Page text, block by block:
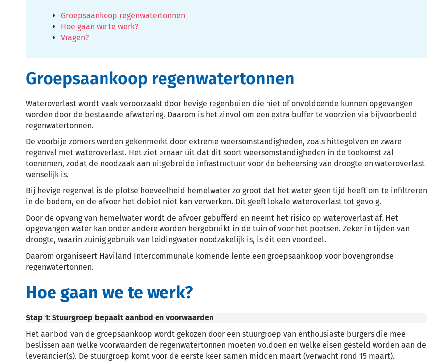
Groepsaankoop regenwatertonnen
Hoe gaan we te werk?
Vragen?
Groepsaankoop regenwatertonnen
Wateroverlast wordt vaak veroorzaakt door hevige regenbuien die niet of onvoldoende kunnen opgevangen
worden door de bestaande afwatering. Daarom is het zinvol om een extra buffer te voorzien via bijvoorbeeld
regenwatertonnen.
De voorbije zomers werden gekenmerkt door extreme weersomstandigheden, zoals hittegolven en zware
regenval met wateroverlast. Het ziet ernaar uit dat dit soort weersomstandigheden in de toekomst zal
toenemen, zodat de noodzaak aan uitgebreide infrastructuur voor de beheersing van droogte en wateroverlast
wenselijk is.
Bij hevige regenval is de plotse hoeveelheid hemelwater zo groot dat het water geen tijd heeft om te infiltreren
in de bodem, en de afvoer het debiet niet kan verwerken. Dit geeft lokale wateroverlast tot gevolg.
Door de opvang van hemelwater wordt de afvoer gebufferd en neemt het risico op wateroverlast af. Het
opgevangen water kan onder andere worden hergebruikt in de tuin of voor het poetsen. Zeker in tijden van
droogte, waarin zuinig gebruik van leidingwater noodzakelijk is, is dit een voordeel.
Daarom organiseert Haviland Intercommunale komende lente een groepsaankoop voor bovengrondse
regenwatertonnen.
Hoe gaan we te werk?
Stap 1: Stuurgroep bepaalt aanbod en voorwaarden
Het aanbod van de groepsaankoop wordt gekozen door een stuurgroep van enthousiaste burgers die mee
beslissen aan welke voorwaarden de regenwatertonnen moeten voldoen en welke eisen gesteld worden aan de
leverancier(s). De stuurgroep komt voor de eerste keer samen midden maart (verwacht rond 15 maart).